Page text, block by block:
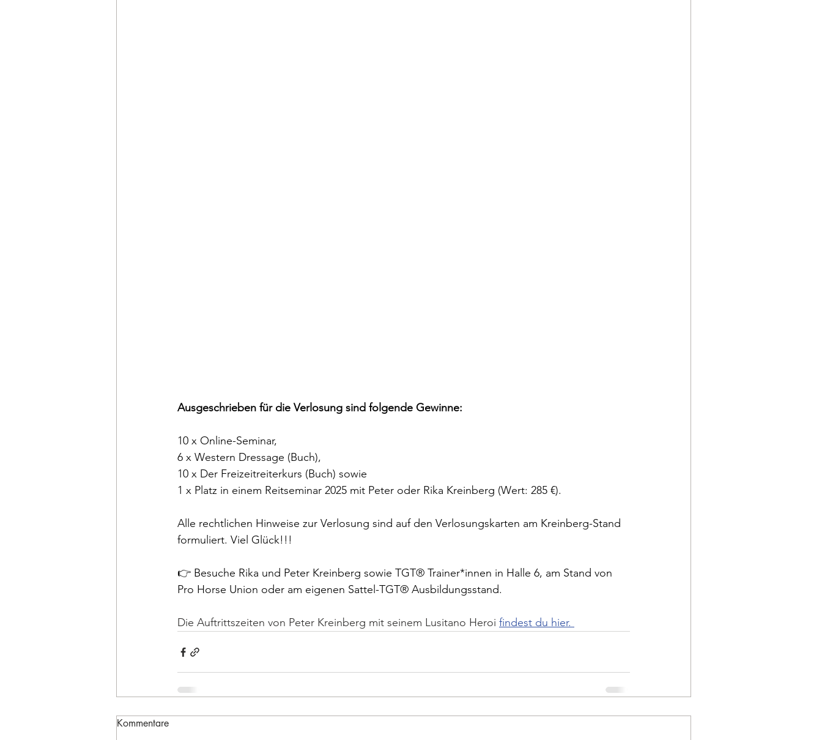
Ausgeschrieben für die Verlosung sind folgende Gewinne:
10 x Online-Seminar,
6 x Western Dressage (Buch),
10 x Der Freizeitreiterkurs (Buch) sowie
1 x Platz in einem Reitseminar 2025 mit Peter oder Rika Kreinberg (Wert: 285 €).
Alle rechtlichen Hinweise zur Verlosung sind auf den Verlosungskarten am Kreinberg-Stand
formuliert. Viel Glück!!!
👉 Besuche Rika und Peter Kreinberg sowie TGT® Trainer*innen in Halle 6, am Stand von
Pro Horse Union oder am eigenen Sattel-TGT® Ausbildungsstand.
Die Auftrittszeiten von Peter Kreinberg mit seinem Lusitano Heroi findest du hier.
Kommentare